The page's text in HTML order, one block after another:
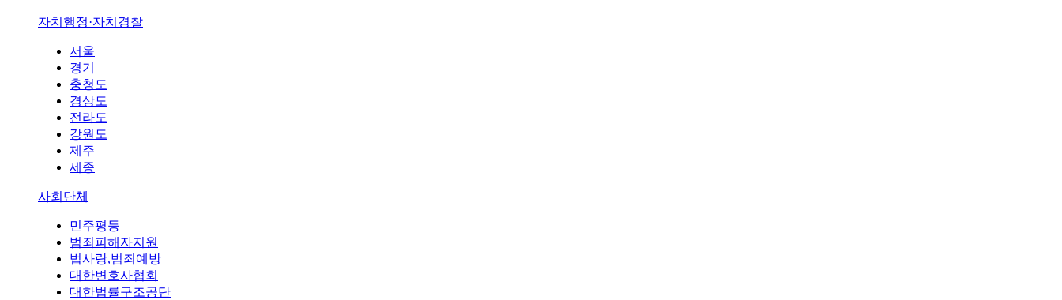
자치행정·자치경찰
서울
경기
충청도
경상도
전라도
강원도
제주
세종
사회단체
민주평등
범죄피해자지원
법사랑,범죄예방
대한변호사협회
대한법률구조공단